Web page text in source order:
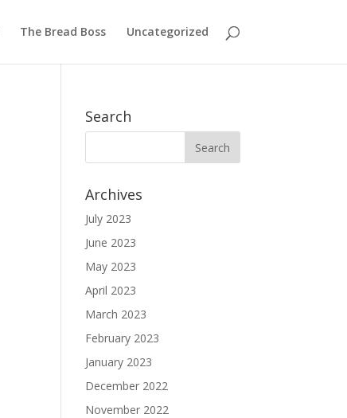
The Bread Boss Uncategorized
Search
Archives
July 2023
June 2023
May 2023
April 2023
March 2023
February 2023
January 2023
December 2022
November 2022